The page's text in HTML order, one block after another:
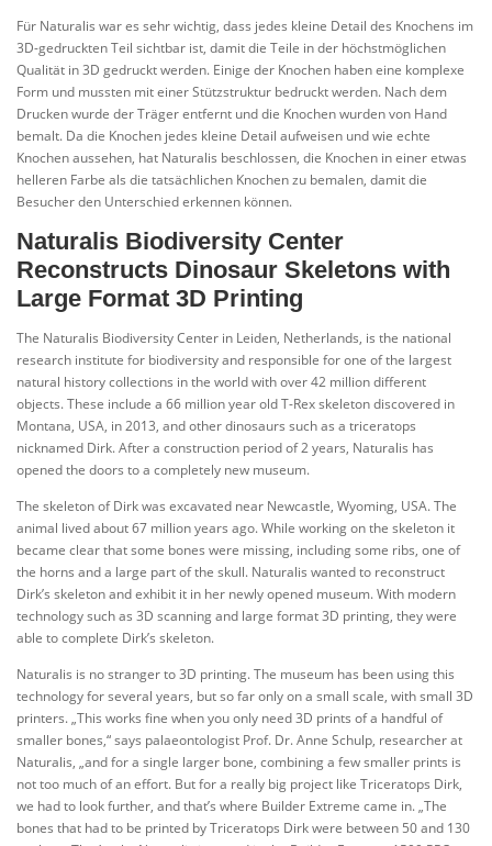
Für Naturalis war es sehr wichtig, dass jedes kleine Detail des Knochens im
3D-gedruckten Teil sichtbar ist, damit die Teile in der höchstmöglichen
Qualität in 3D gedruckt werden. Einige der Knochen haben eine komplexe
Form und mussten mit einer Stützstruktur bedruckt werden. Nach dem
Drucken wurde der Träger entfernt und die Knochen wurden von Hand
bemalt. Da die Knochen jedes kleine Detail aufweisen und wie echte
Knochen aussehen, hat Naturalis beschlossen, die Knochen in einer etwas
helleren Farbe als die tatsächlichen Knochen zu bemalen, damit die
Besucher den Unterschied erkennen können.
Naturalis Biodiversity Center
Reconstructs Dinosaur Skeletons with
Large Format 3D Printing
The Naturalis Biodiversity Center in Leiden, Netherlands, is the national
research institute for biodiversity and responsible for one of the largest
natural history collections in the world with over 42 million different
objects. These include a 66 million year old T-Rex skeleton discovered in
Montana, USA, in 2013, and other dinosaurs such as a triceratops
nicknamed Dirk. After a construction period of 2 years, Naturalis has
opened the doors to a completely new museum.
The skeleton of Dirk was excavated near Newcastle, Wyoming, USA. The
animal lived about 67 million years ago. While working on the skeleton it
became clear that some bones were missing, including some ribs, one of
the horns and a large part of the skull. Naturalis wanted to reconstruct
Dirk’s skeleton and exhibit it in her newly opened museum. With modern
technology such as 3D scanning and large format 3D printing, they were
able to complete Dirk’s skeleton.
Naturalis is no stranger to 3D printing. The museum has been using this
technology for several years, but so far only on a small scale, with small 3D
printers. „This works fine when you only need 3D prints of a handful of
smaller bones,“ says palaeontologist Prof. Dr. Anne Schulp, researcher at
Naturalis, „and for a single larger bone, combining a few smaller prints is
not too much of an effort. But for a really big project like Triceratops Dirk,
we had to look further, and that’s where Builder Extreme came in. „The
bones that had to be printed by Triceratops Dirk were between 50 and 130